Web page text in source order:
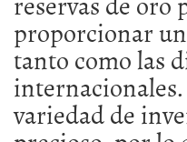
proporcionar
tanto como las
variedad de